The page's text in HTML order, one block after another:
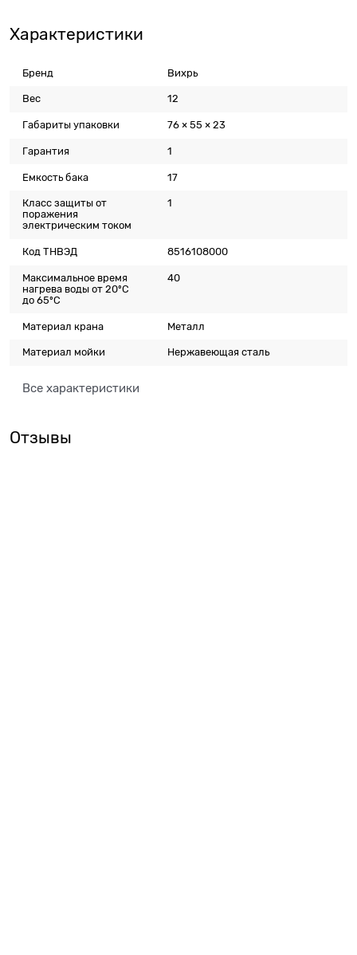
Характеристики
Бренд Вихрь
Вес 12
Габариты упаковки 76 × 55 × 23
Гарантия 1
Емкость бака 17
Класс защиты от
поражения
электрическим током
1
Код ТНВЭД 8516108000
Максимальное время
нагрева воды от 20ºС
до 65ºС
40
Материал крана Металл
Материал мойки Нержавеющая сталь
Все характеристики
Отзывы